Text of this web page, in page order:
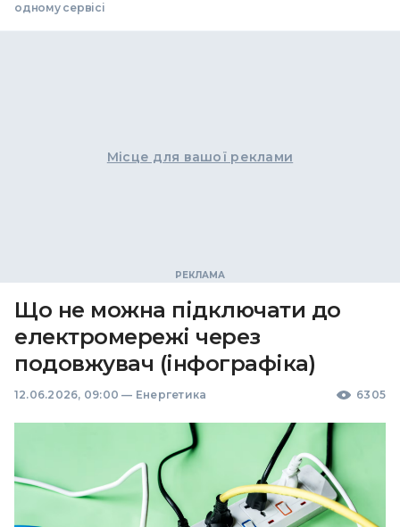
одному сервісі
Місце для вашої реклами
Що не можна підключати до
електромережі через
подовжувач (інфографіка)
12.06.2026, 09:00 — Енергетика 6305